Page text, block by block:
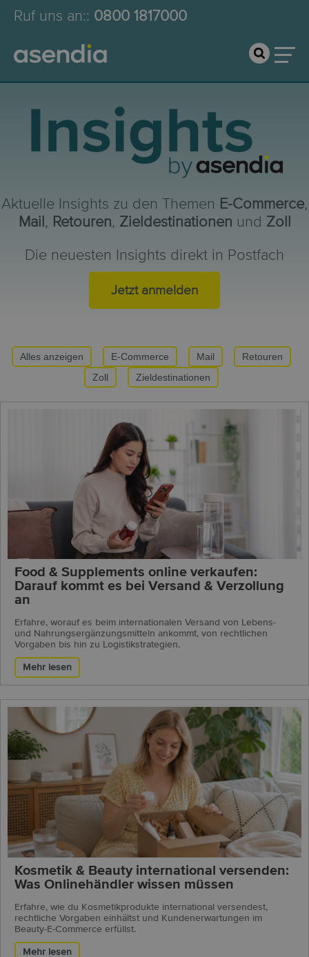
Ruf uns an:: 0800 1817000
Aktuelle Insights zu den Themen E-Commerce,
Mail, Retouren, Zieldestinationen und Zoll
Die neuesten Insights direkt in Postfach
Jetzt anmelden
Alles anzeigen E-Commerce Mail
Retouren
Zoll
Zieldestinationen
Food & Supplements online verkaufen:
Darauf kommt es bei Versand & Verzollung
an
Erfahre, worauf es beim internationalen Versand von Lebens-
und Nahrungsergänzungsmitteln ankommt, von rechtlichen
Vorgaben bis hin zu Logistikstrategien.
Mehr lesen
Kosmetik & Beauty international versenden:
Was Onlinehändler wissen müssen
Erfahre, wie du Kosmetikprodukte international versendest,
rechtliche Vorgaben einhältst und Kundenerwartungen im
Beauty-E-Commerce erfüllst.
Mehr lesen